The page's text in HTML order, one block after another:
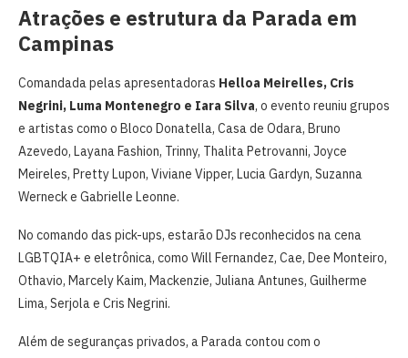
Atrações e estrutura da Parada em
Campinas
Comandada pelas apresentadoras Helloa Meirelles, Cris
Negrini, Luma Montenegro e Iara Silva, o evento reuniu grupos
e artistas como o Bloco Donatella, Casa de Odara, Bruno
Azevedo, Layana Fashion, Trinny, Thalita Petrovanni, Joyce
Meireles, Pretty Lupon, Viviane Vipper, Lucia Gardyn, Suzanna
Werneck e Gabrielle Leonne.
No comando das pick-ups, estarão DJs reconhecidos na cena
LGBTQIA+ e eletrônica, como Will Fernandez, Cae, Dee Monteiro,
Othavio, Marcely Kaim, Mackenzie, Juliana Antunes, Guilherme
Lima, Serjola e Cris Negrini.
Além de seguranças privados, a Parada contou com o